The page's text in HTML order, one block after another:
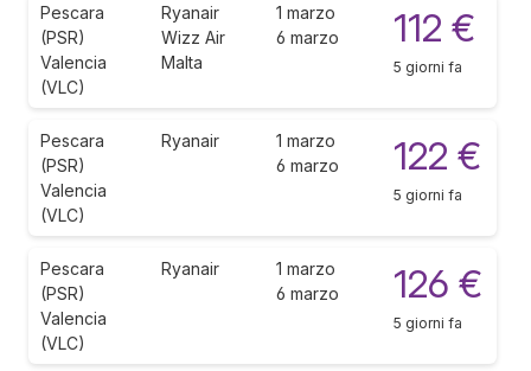
Pescara
(PSR)
Valencia
(VLC)
Ryanair
Wizz Air
Malta
1 marzo
6 marzo
112 €
5 giorni fa
Pescara
(PSR)
Valencia
(VLC)
Ryanair
1 marzo
6 marzo
122 €
5 giorni fa
Pescara
(PSR)
Valencia
(VLC)
Ryanair
1 marzo
6 marzo
126 €
5 giorni fa